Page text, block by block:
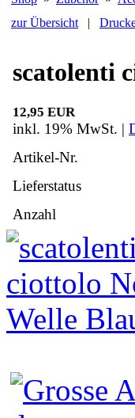
zur Übersicht |
scatolenti
12,95 EUR
inkl. 19% MwSt. |
Artikel-Nr.
Lieferstatus
Anzahl